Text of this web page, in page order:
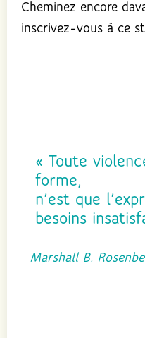
Cheminez encore
inscrivez-vous à ce
« Toute
forme,
n’est que
besoins
Marshall B.